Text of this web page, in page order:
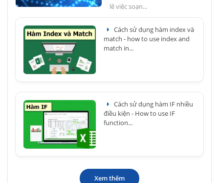
lẽ việc soạn...
Cách sử dụng hàm index và
match - how to use index and
match in...
Cách sử dụng hàm IF nhiều
điều kiện - How to use IF
function...
Xem thêm